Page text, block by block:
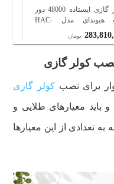
کولر گازی ایستاده 48000 دور
ثابت هیوندای مدل HAC-
تومان
کولر گازی
برای نصب کولر گازی
باید معیارهای طلایی و
تعدادی از این معیارها